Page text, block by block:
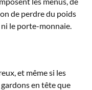
de perdre du poids
le porte-monnaie.
et même si les
en tête que